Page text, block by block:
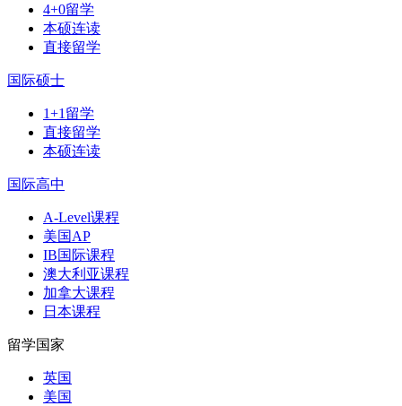
4+0留学
本硕连读
直接留学
国际硕士
1+1留学
直接留学
本硕连读
国际高中
A-Level课程
美国AP
IB国际课程
澳大利亚课程
加拿大课程
日本课程
留学国家
英国
美国